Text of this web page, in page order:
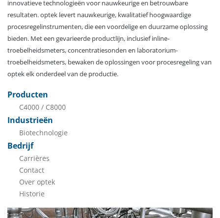
innovatieve technologieën voor nauwkeurige en betrouwbare
resultaten. optek levert nauwkeurige, kwalitatief hoogwaardige
procesregelinstrumenten, die een voordelige en duurzame oplossing
bieden. Met een gevarieerde productlijn, inclusief inline-
troebelheidsmeters, concentratiesonden en laboratorium-
troebelheidsmeters, bewaken de oplossingen voor procesregeling van
optek elk onderdeel van de productie.
Producten
C4000 / C8000
Industrieën
Biotechnologie
Bedrijf
Carrières
Contact
Over optek
Historie